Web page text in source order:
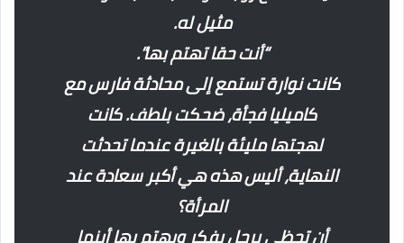
مثيل له.
“أنت حقا تهتم بها”.
كانت نوارة تستمع إلى محادثة فارس مع
كاميليا فجأة، ضحكت بلطف. كانت
لهجتها مليئة بالغيرة عندما تحدثت
النهاية، أليس هذه هي أكبر سعادة عند
المرأة؟